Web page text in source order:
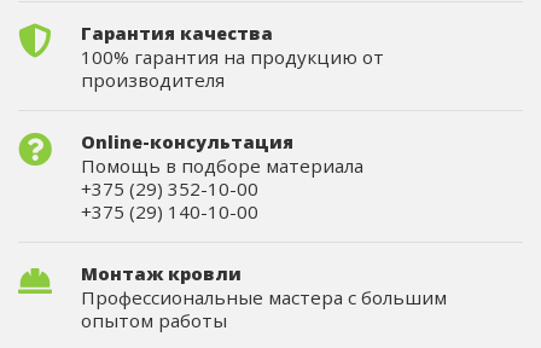
Гарантия качества
100% гарантия на продукцию от
производителя
Online-консультация
Помощь в подборе материала
+375 (29) 352-10-00
+375 (29) 140-10-00
Монтаж кровли
Профессиональные мастера с большим
опытом работы